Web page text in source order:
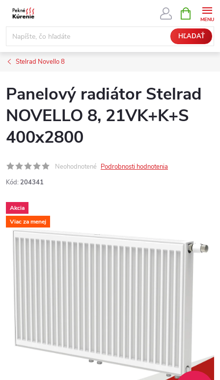
Prejsť
obsah
HĽADAŤ
KOŠÍK
Stelrad Novello 8
Panelový radiátor Stelrad
NOVELLO 8, 21VK+K+S
400x2800
Neohodnotené Podrobnosti hodnotenia
Kód: 204341
Akcia
Viac za menej